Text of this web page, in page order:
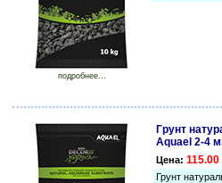
подробнее...
Грунт
Aquael 2-4
Цена: 115.00
Грунт